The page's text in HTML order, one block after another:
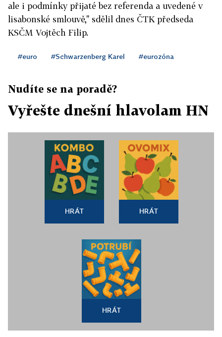
ale i podmínky přijaté bez referenda a uvedené v
lisabonské smlouvě," sdělil dnes ČTK předseda
KSČM Vojtěch Filip.
#euro #Schwarzenberg Karel #eurozóna
Nudíte se na poradě?
Vyřešte dnešní hlavolam HN
HRÁT HRÁT
HRÁT